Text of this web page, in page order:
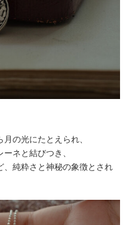
の光にたとえられ、
ネと結びつき、
、純粋さと神秘の象徴とされ